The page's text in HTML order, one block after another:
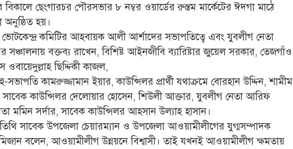
ছেংগারচর পৌরসভার ৮ নম্বর ওয়ার্ডের রুস্তম মার্কেটের ঈদগা মাঠে
হয়।
কমিটির আহবায়ক আলী আর্শাদের সভাপতিত্বে এবং যুবলীগ নেতা
সঞ্চালনায় বক্তব্য রাখেন, বিশিষ্ট আইনজীবি ব্যারিষ্টার জুয়েল সরকার, তেজগাঁও
ছিদ্দিকী কাজল,
কামরুজ্জামান ইয়ার, কাউন্সিলর প্রার্থী যথাক্রমে বোরহান উদ্দিন, শামীম
সাবেক কাউন্সিলর দেলোয়ার হোসেন, শিউলী আক্তার, যুবলীগ নেতা আরিফ
মমিন সর্দার, সাবেক কাউন্সিলর আহসান উল্যাহ হাসান।
সাবেক উপজেলা চেয়ারম্যান ও উপজেলা আওয়ামীলীগের যুগ্মসম্পাদক
বলেন, আওয়ামীলীগ উন্নয়নে বিশ্বাসী। তাই যখনই আওয়ামীলীগ ক্ষমতায়